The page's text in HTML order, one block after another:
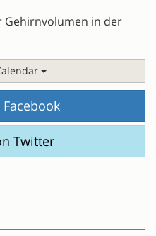
in der
Twitter